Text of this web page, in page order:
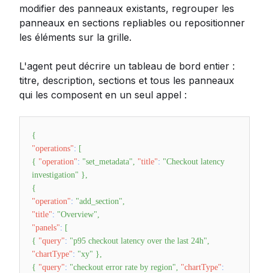
modifier des panneaux existants, regrouper les
panneaux en sections repliables ou repositionner
les éléments sur la grille.
L'agent peut décrire un tableau de bord entier :
titre, description, sections et tous les panneaux
qui les composent en un seul appel :
{
"operations": [
{ "operation": "set_metadata", "title": "Checkout latency
investigation" },
{
"operation": "add_section",
"title": "Overview",
"panels": [
{ "query": "p95 checkout latency over the last 24h",
"chartType": "xy" },
{ "query": "checkout error rate by region", "chartType":